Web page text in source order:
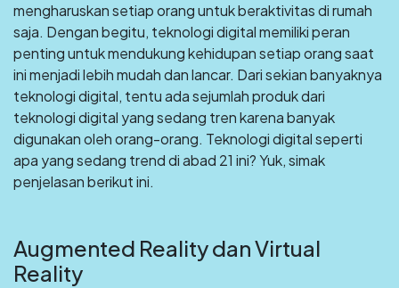
mengharuskan setiap orang untuk beraktivitas di rumah
saja. Dengan begitu, teknologi digital memiliki peran
penting untuk mendukung kehidupan setiap orang saat
ini menjadi lebih mudah dan lancar. Dari sekian banyaknya
teknologi digital, tentu ada sejumlah produk dari
teknologi digital yang sedang tren karena banyak
digunakan oleh orang-orang. Teknologi digital seperti
apa yang sedang trend di abad 21 ini? Yuk, simak
penjelasan berikut ini.
Augmented Reality dan Virtual
Reality